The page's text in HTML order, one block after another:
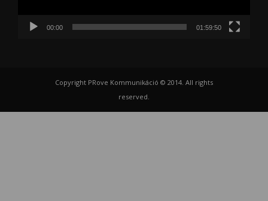
00:00 01:59:50
Copyright PRove Kommunikáció © 2014. All rights
reserved.